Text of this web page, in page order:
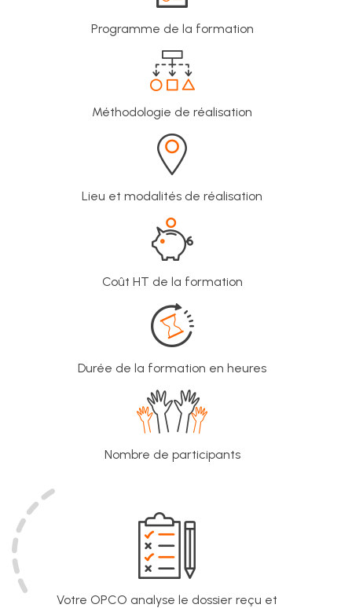
Programme de la formation
Méthodologie de réalisation
Lieu et modalités de réalisation
Coût HT de la formation
Durée de la formation en heures
Nombre de participants
Votre OPCO analyse le dossier reçu et